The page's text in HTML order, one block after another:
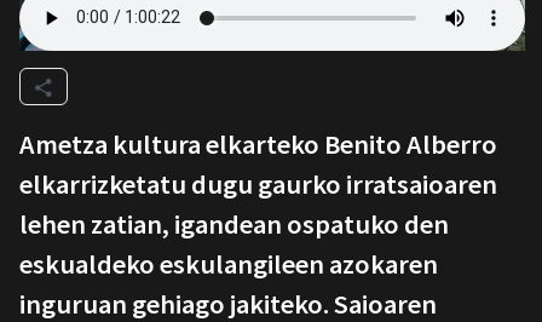
Ametza kultura elkarteko Benito Alberro
elkarrizketatu dugu gaurko irratsaioaren
lehen zatian, igandean ospatuko den
eskualdeko eskulangileen azokaren
inguruan gehiago jakiteko. Saioaren